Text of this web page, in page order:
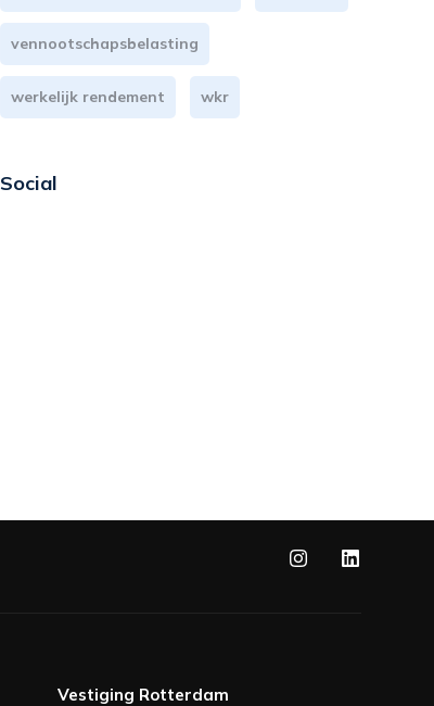
vennootschapsbelasting
werkelijk rendement wkr
Social
Vestiging Rotterdam